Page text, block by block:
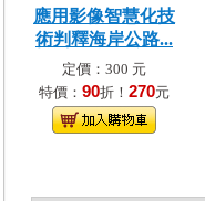
應用影像智慧化技
術判釋海岸公路...
定價：300 元
特價： 90折！ 270元